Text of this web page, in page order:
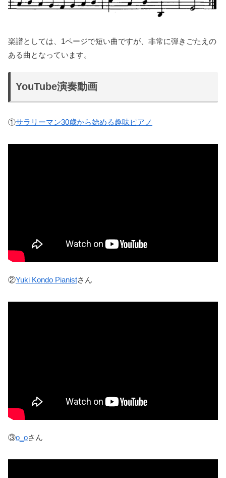
楽譜としては、1ページで短い曲ですが、非常に弾きごたえの
ある曲となっています。
YouTube演奏動画
①サラリーマン30歳から始める趣味ピアノ
②Yuki Kondo Pianistさん
③o_oさん